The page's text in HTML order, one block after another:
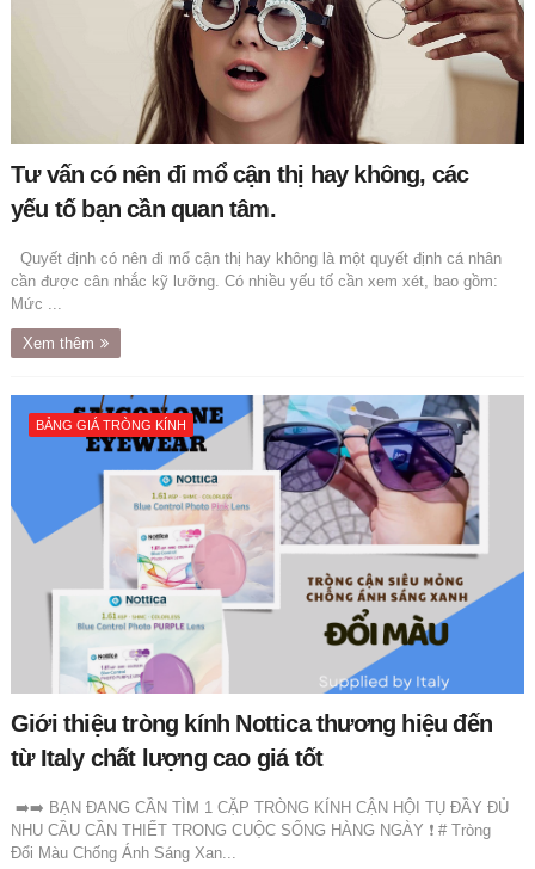
Tư vấn có nên đi mổ cận thị hay không, các
yếu tố bạn cần quan tâm.
Quyết định có nên đi mổ cận thị hay không là một quyết định cá nhân
cần được cân nhắc kỹ lưỡng. Có nhiều yếu tố cần xem xét, bao gồm:
Mức ...
Xem thêm
BẢNG GIÁ TRÒNG KÍNH
Giới thiệu tròng kính Nottica thương hiệu đến
từ Italy chất lượng cao giá tốt
➡️➡️ BẠN ĐANG CẦN TÌM 1 CẶP TRÒNG KÍNH CẬN HỘI TỤ ĐẦY ĐỦ
NHU CẦU CẦN THIẾT TRONG CUỘC SỐNG HÀNG NGÀY ❗️ # Tròng
Đổi Màu Chống Ánh Sáng Xan...